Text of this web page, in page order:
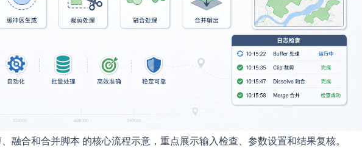
融合和合并脚本 的核心流程示意，重点展示输入检查、参数设置和结果复核。